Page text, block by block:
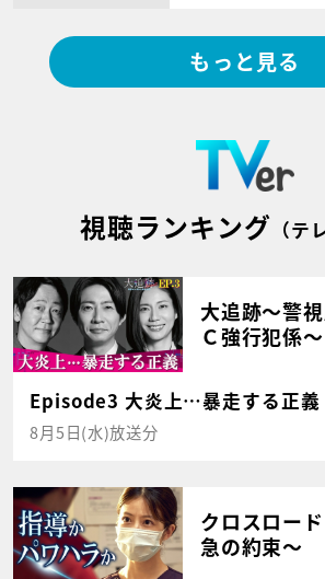
もっと見る
視聴ランキング （テ
大追跡～警
Ｃ強行犯係
Episode3 大炎上…暴走する正義
8月5日(水)放送分
クロスロー
急の約束～